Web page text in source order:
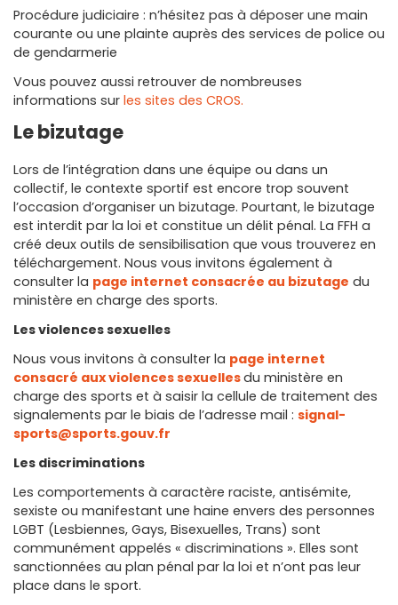
Procédure judiciaire : n’hésitez pas à déposer une main
courante ou une plainte auprès des services de police ou
de gendarmerie
Vous pouvez aussi retrouver de nombreuses
informations sur les sites des CROS.
Le bizutage
Lors de l’intégration dans une équipe ou dans un
collectif, le contexte sportif est encore trop souvent
l’occasion d’organiser un bizutage. Pourtant, le bizutage
est interdit par la loi et constitue un délit pénal. La FFH a
créé deux outils de sensibilisation que vous trouverez en
téléchargement. Nous vous invitons également à
consulter la page internet consacrée au bizutage du
ministère en charge des sports.
Les violences sexuelles
Nous vous invitons à consulter la page internet
consacré aux violences sexuellesdu ministère en
charge des sports et à saisir la cellule de traitement des
signalements par le biais de l’adresse mail : signal-
sports@sports.gouv.fr
Les discriminations
Les comportements à caractère raciste, antisémite,
sexiste ou manifestant une haine envers des personnes
LGBT (Lesbiennes, Gays, Bisexuelles, Trans) sont
communément appelés « discriminations ». Elles sont
sanctionnées au plan pénal par la loi et n’ont pas leur
place dans le sport.